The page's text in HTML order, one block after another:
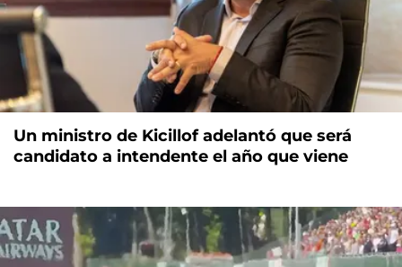
Un ministro de Kicillof adelantó que será
candidato a intendente el año que viene